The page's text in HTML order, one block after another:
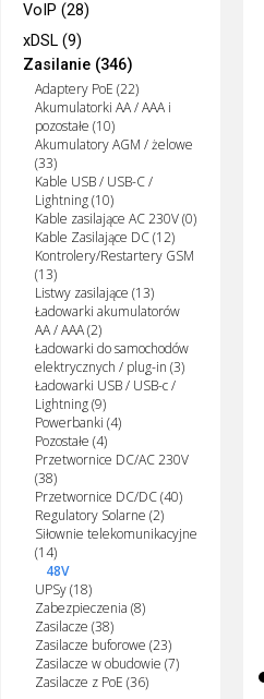
VoIP (28)
xDSL (9)
Zasilanie (346)
Adaptery PoE (22)
Akumulatorki AA / AAA i
pozostałe (10)
Akumulatory AGM / żelowe
(33)
Kable USB / USB-C /
Lightning (10)
Kable zasilające AC 230V (0)
Kable Zasilające DC (12)
Kontrolery/Restartery GSM
(13)
Listwy zasilające (13)
Ładowarki akumulatorów
AA / AAA (2)
Ładowarki do samochodów
elektrycznych / plug-in (3)
Ładowarki USB / USB-c /
Lightning (9)
Powerbanki (4)
Pozostałe (4)
Przetwornice DC/AC 230V
(38)
Przetwornice DC/DC (40)
Regulatory Solarne (2)
Siłownie telekomunikacyjne
(14)
48V
UPSy (18)
Zabezpieczenia (8)
Zasilacze (38)
Zasilacze buforowe (23)
Zasilacze w obudowie (7)
Zasilacze z PoE (36)